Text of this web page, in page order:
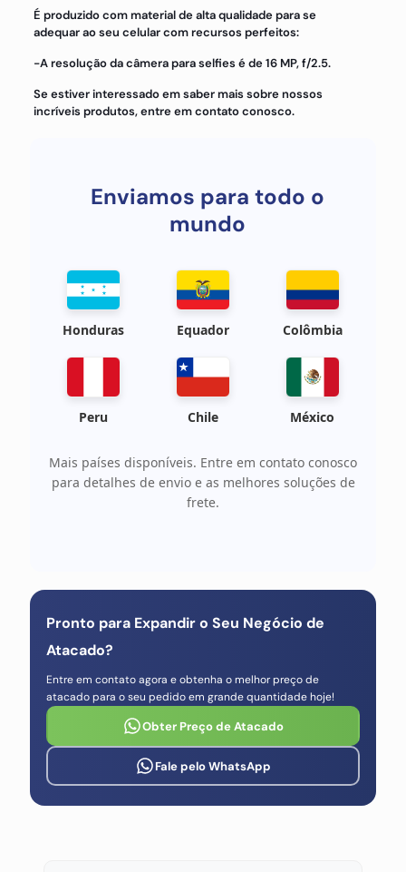
É produzido com material de alta qualidade para se
adequar ao seu celular com recursos perfeitos:
-A resolução da câmera para selfies é de 16 MP, f/2.5.
Se estiver interessado em saber mais sobre nossos
incríveis produtos, entre em contato conosco.
Enviamos para todo o
mundo
Honduras Equador Colômbia
Peru Chile México
Mais países disponíveis. Entre em contato conosco
para detalhes de envio e as melhores soluções de
frete.
Pronto para Expandir o Seu Negócio de
Atacado?
Entre em contato agora e obtenha o melhor preço de
atacado para o seu pedido em grande quantidade hoje!
Obter Preço de Atacado
Fale pelo WhatsApp